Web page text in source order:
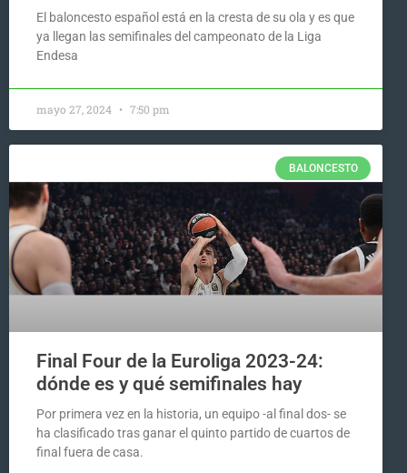
El baloncesto español está en la cresta de su ola y es que
ya llegan las semifinales del campeonato de la Liga
Endesa
mayo 27, 2024 7:50 pm
BALONCESTO
Final Four de la Euroliga 2023-24:
dónde es y qué semifinales hay
Por primera vez en la historia, un equipo -al final dos- se
ha clasificado tras ganar el quinto partido de cuartos de
final fuera de casa.